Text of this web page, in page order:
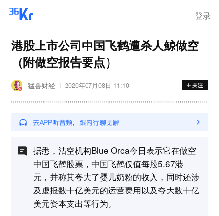
登录
港股上市公司中国飞鹤遭杀人鲸做空
（附做空报告要点）
猛兽财经 2020年07月08日 11:10
据悉，沽空机构Blue Orca今日表示它在做空
中国飞鹤股票，中国飞鹤仅值每股5.67港
元，并称其夸大了婴儿奶粉的收入，同时还涉
及虚报数十亿美元的运营费用以及夸大数十亿
美元资本支出等行为。